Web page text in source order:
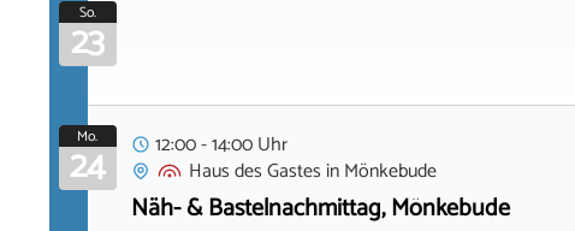
So.
23
Mo.
24
12:00 - 14:00 Uhr
Haus des Gastes inMönkebude
Näh- & Bastelnachmittag, Mönkebude